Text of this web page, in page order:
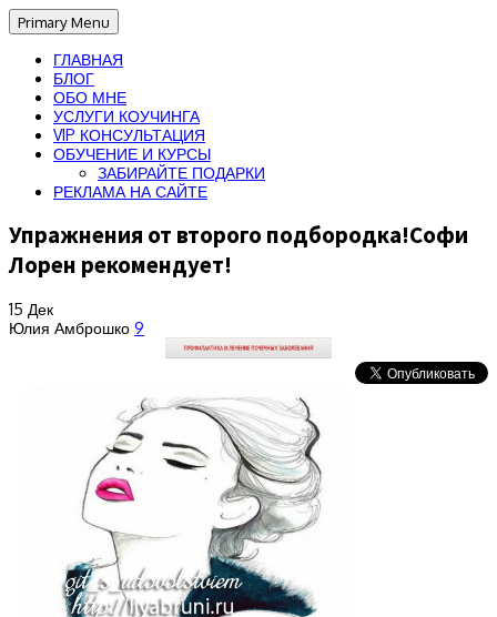
Primary Menu
ГЛАВНАЯ
БЛОГ
ОБО МНЕ
УСЛУГИ КОУЧИНГА
VIP КОНСУЛЬТАЦИЯ
ОБУЧЕНИЕ И КУРСЫ
ЗАБИРАЙТЕ ПОДАРКИ
РЕКЛАМА НА САЙТЕ
Упражнения от второго подбородка!Софи
Лорен рекомендует!
15 Дек
Юлия Амброшко 9